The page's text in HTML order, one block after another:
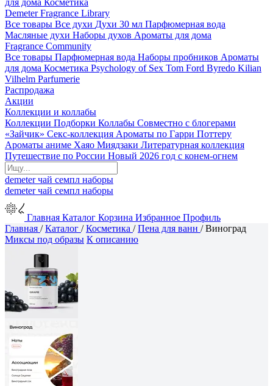
для дома Косметика
Demeter Fragrance Library
Все товары Все духи Духи 30 мл Парфюмерная вода
Масляные духи Наборы духов Ароматы для дома
Fragrance Community
Все товары Парфюмерная вода Наборы пробников Ароматы
для дома Косметика Psychology of Sex Tom Ford Byredo Kilian
Vilhelm Parfumerie
Распродажа
Акции
Коллекции и коллабы
Коллекции Подборки Коллабы Совместно с блогерами
«Зайчик» Секс-коллекция Ароматы по Гарри Поттеру
Ароматы аниме Хаяо Миядзаки Литературная коллекция
Путешествие по России Новый 2026 год с конем-огнем
demeterчай семпл наборы
demeterчай семпл наборы
Главная Каталог Корзина Избранное Профиль
Главная /Каталог /Косметика /Пена для ванн /Виноград
Миксы под образы К описанию